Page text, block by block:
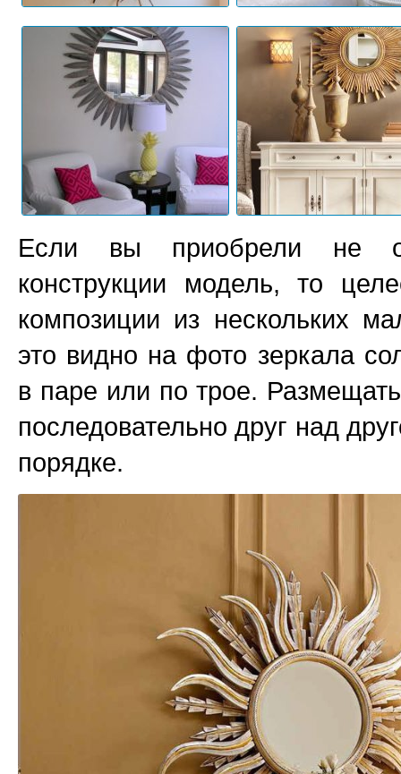
Если вы приобрели не
конструкции модель, то
композиции из нескольких
это видно на фото зеркала
в паре или по трое.
последовательно друг над
порядке.